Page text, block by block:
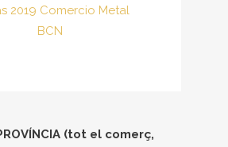
2019 Comercio Metal
BCN
(tot el comerç,